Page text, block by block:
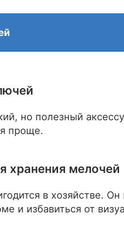
но полезный
проще.
хранения мелочей
в хозяйстве.
и избавиться от